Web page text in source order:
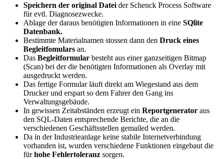
Speichern der original Datei der Schenck Process Software
für evtl. Diagnosezwecke.
Ablage der daraus benötigten Informationen in eine SQlite
Datenbank.
Bestimmte Materialnamen stossen dann den Druck eines
Begleitfomulars an.
Das Begleitformular besteht aus einer ganzseitigen Bitmap
(Scan) bei der die benötigten Informationen als Overlay mit
ausgedruckt werden.
Das fertige Formular läuft direkt am Wiegestand aus dem
Drucker und erspart so dem Fahrer den Gang ins
Verwaltungsgebäude.
In gewissen Zeitabständen erzeugt ein Reportgenerator aus
den SQL-Daten entsprechende Berichte, die an die
verschiedenen Geschäftsstellen gemailed werden.
Da in der Industrieanlage keine stabile Internetverbindung
vorhanden ist, wurden verschiedene Funktionen eingebaut die
fürhohe Fehlertoleranz sorgen.